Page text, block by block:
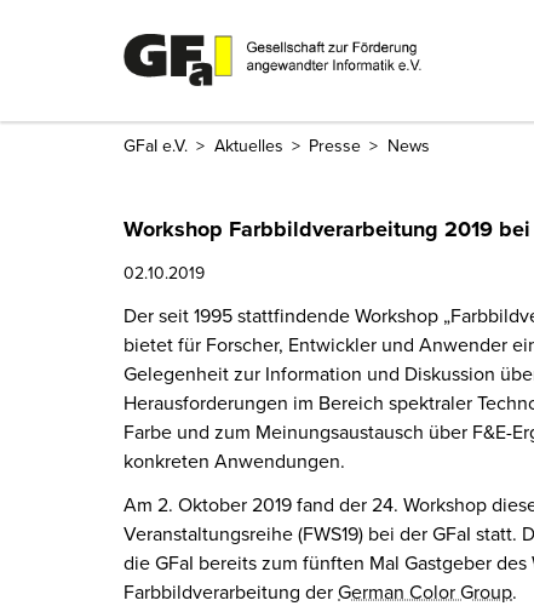
GFaI e.V. Aktuelles Presse News
Workshop Farbbildverarbeitung 2019 bei
02.10.2019
Der seit 1995 stattfindende Workshop
bietet für Forscher, Entwickler und Anwender
Gelegenheit zur Information und Diskussion
Herausforderungen im Bereich spektraler
Farbe und zum Meinungsaustausch über F&E-
konkreten Anwendungen.
Am 2. Oktober 2019 fand der 24. Workshop
Veranstaltungsreihe (FWS19) bei der GFaI statt.
die GFaI bereits zum fünften Mal Gastgeber des
Farbbildverarbeitung derGerman Color Group.